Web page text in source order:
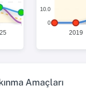
10.0
0
2019
Amaçları